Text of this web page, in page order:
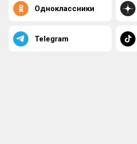
Одноклассники
Telegram